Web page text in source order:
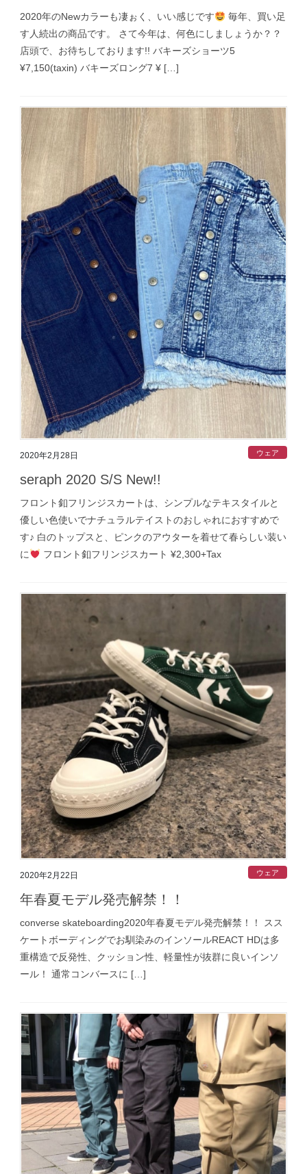
2020年のNewカラーも凄ぉく、いい感じです
毎年、買い足
す人続出の商品です。 さて今年は、何色にしましょうか？？
店頭で、お待ちしております!! バキーズショーツ5
¥7,150(taxin) バキーズロング7 ¥ […]
2020年2月28日 ウェア
seraph 2020 S/S New!!
フロント釦フリンジスカートは、シンプルなテキスタイルと
優しい色使いでナチュラルテイストのおしゃれにおすすめで
す♪ 白のトップスと、ピンクのアウターを着せて春らしい装い
に
フロント釦フリンジスカート ¥2,300+Tax
2020年2月22日 ウェア
年春夏モデル発売解禁！！
converse skateboarding2020年春夏モデル発売解禁！！ スス
ケートボーディングでお馴染みのインソールREACT HDは多
重構造で反発性、クッション性、軽量性が抜群に良いインソ
ール！ 通常コンバースに […]